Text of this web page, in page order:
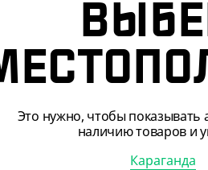
Это нужно, чтобы
наличию товаров и
Караганда